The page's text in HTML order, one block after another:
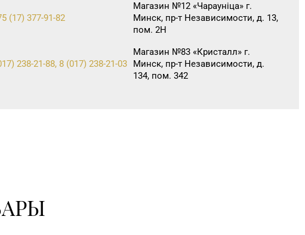
(17) 377-91-82
Магазин №12 «Чараунiца» г.
Минск, пр-т Независимости, д. 13,
пом. 2Н
238-21-88, 8 (017) 238-21-03
Магазин №83 «Кристалл» г.
Минск, пр-т Независимости, д.
134, пом. 342